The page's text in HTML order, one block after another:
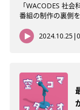
「WACODES 社
番組の制作の裏側
2024.10.25 |